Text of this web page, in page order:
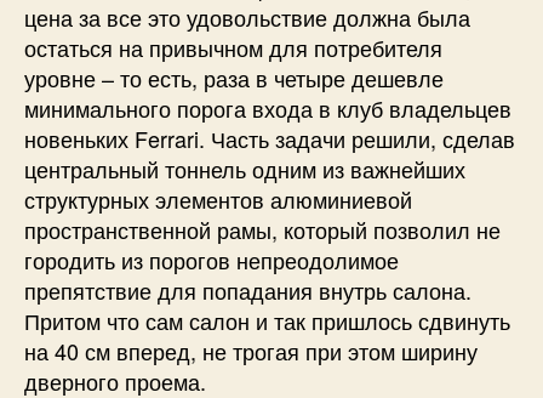
цена за все это удовольствие должна была
остаться на привычном для потребителя
уровне – то есть, раза в четыре дешевле
минимального порога входа в клуб владельцев
новеньких Ferrari. Часть задачи решили, сделав
центральный тоннель одним из важнейших
структурных элементов алюминиевой
пространственной рамы, который позволил не
городить из порогов непреодолимое
препятствие для попадания внутрь салона.
Притом что сам салон и так пришлось сдвинуть
на 40 см вперед, не трогая при этом ширину
дверного проема.